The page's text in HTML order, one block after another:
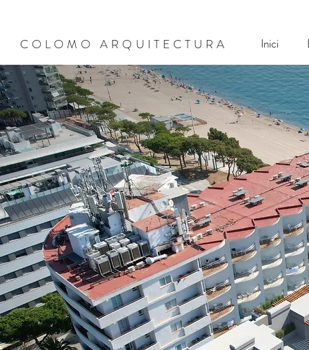
COLOMO ARQUITECTURA Inici